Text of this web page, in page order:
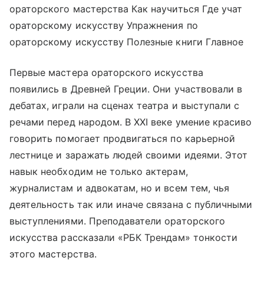
ораторского мастерства Как научиться Где учат
ораторскому искусству Упражнения по
ораторскому искусству Полезные книги Главное
Первые мастера ораторского искусства
появились в Древней Греции. Они участвовали в
дебатах, играли на сценах театра и выступали с
речами перед народом. В XXI веке умение красиво
говорить помогает продвигаться по карьерной
лестнице и заражать людей своими идеями. Этот
навык необходим не только актерам,
журналистам и адвокатам, но и всем тем, чья
деятельность так или иначе связана с публичными
выступлениями. Преподаватели ораторского
искусства рассказали «РБК Трендам» тонкости
этого мастерства.